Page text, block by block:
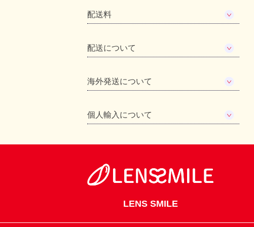
配送料
配送について
海外発送について
個人輸入について
LENS SMILE